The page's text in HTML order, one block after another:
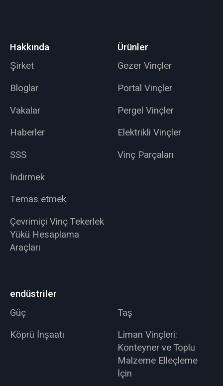
Hakkında
Şirket
Bloglar
Vakalar
Haberler
SSS
İndirmek
Temas etmek
Çevrimiçi Vinç Tekerlek
Yükü Hesaplama
Araçları
Ürünler
Gezer Vinçler
Portal Vinçler
Pergel Vinçler
Elektrikli Vinçler
Vinç Parçaları
endüstriler
Güç
Taş
Köprü İnşaatı
Liman Vinçleri:
Konteyner ve Toplu
Malzeme Elleçleme
İçin